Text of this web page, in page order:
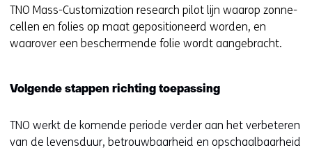
TNO Mass-Customization research pilot lijn waarop zonne-
cellen en folies op maat gepositioneerd worden, en
waarover een beschermende folie wordt aangebracht.
Volgende stappen richting toepassing
TNO werkt de komende periode verder aan het verbeteren
van de levensduur, betrouwbaarheid en opschaalbaarheid